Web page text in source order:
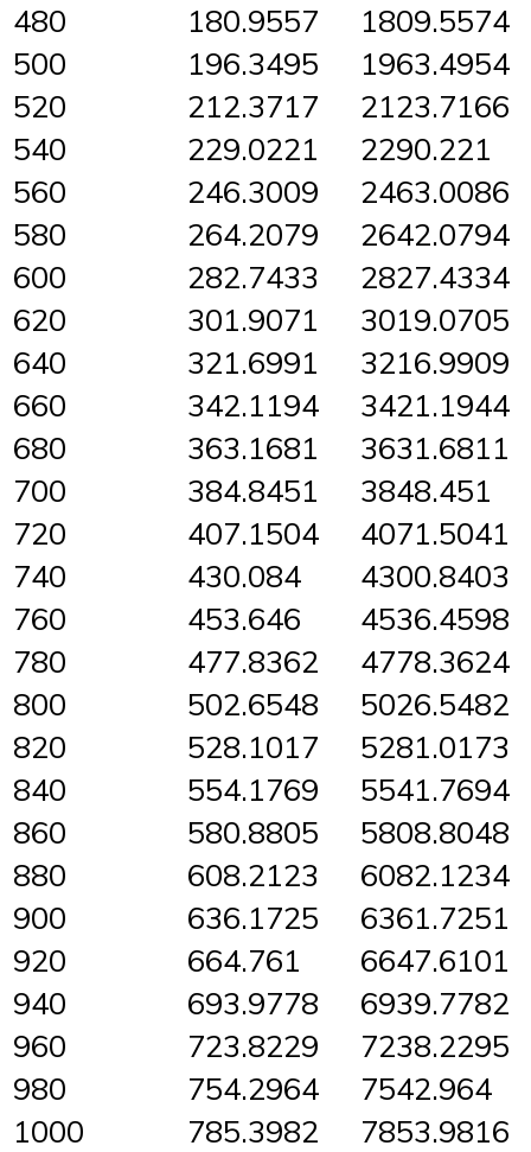
480
180.9557
1809.5574
500
196.3495
1963.4954
520
212.3717
2123.7166
540
229.0221
2290.221
560
246.3009
2463.0086
580
264.2079
2642.0794
600
282.7433
2827.4334
620
301.9071
3019.0705
640
321.6991
3216.9909
660
342.1194
3421.1944
680
363.1681
3631.6811
700
384.8451
3848.451
720
407.1504
4071.5041
740
430.084
4300.8403
760
453.646
4536.4598
780
477.8362
4778.3624
800
502.6548
5026.5482
820
528.1017
5281.0173
840
554.1769
5541.7694
860
580.8805
5808.8048
880
608.2123
6082.1234
900
636.1725
6361.7251
920
664.761
6647.6101
940
693.9778
6939.7782
960
723.8229
7238.2295
980
754.2964
7542.964
1000
785.3982
7853.9816